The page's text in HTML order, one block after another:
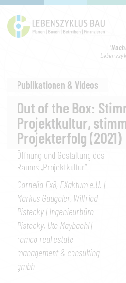
"
Publikationen & Videos
Out of the Box:
Projektkultur,
Projekterfolg (2021)
Öffnung und Gestaltung des
Raums „Projektkultur“
Cornelia Exß, EXaktum e.U. |
Markus Gaugeler, Wilfried
Pistecky | Ingenieurbüro
Pistecky, Ute Maybachl |
remco real estate
management & consulting
gmbh